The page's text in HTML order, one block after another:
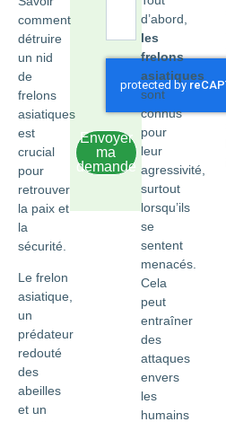
comment
détruire
un nid
de
frelons
asiatiques
est
crucial
pour
retrouver
la paix et
la
sécurité.
Le frelon
asiatique,
un
prédateur
redouté
des
abeilles
et un
Envoyer
ma
demande
d’abord,
les
frelons
asiatiques
sont
connus
pour
leur
agressivité,
surtout
lorsqu’ils
se
sentent
menacés.
Cela
peut
entraîner
des
attaques
envers
les
humains